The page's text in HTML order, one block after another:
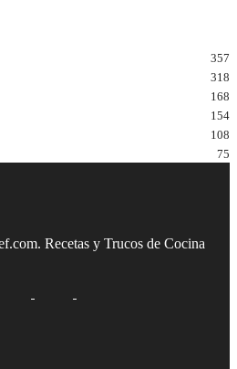
357
318
168
154
108
75
Recetas y Trucos de Cocina